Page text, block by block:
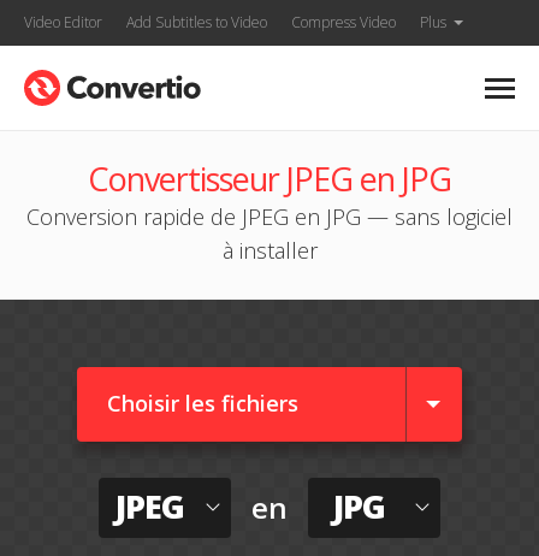
Video Editor Add Subtitles to Video Compress Video Plus
Convertisseur JPEG en JPG
Conversion rapide de JPEG en JPG — sans logiciel
à installer
Choisir les fichiers
JPEG en JPG